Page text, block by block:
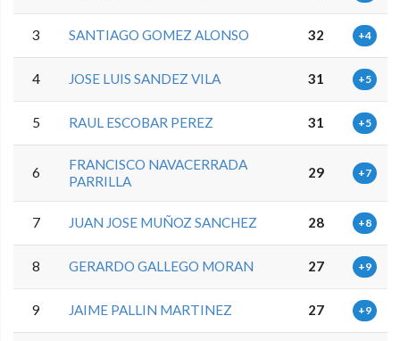
3 SANTIAGO GOMEZ ALONSO 32 +4
4 JOSE LUIS SANDEZ VILA 31 +5
5 RAUL ESCOBAR PEREZ 31 +5
6
FRANCISCO NAVACERRADA
PARRILLA
29 +7
7 JUAN JOSE MUÑOZ SANCHEZ 28 +8
8 GERARDO GALLEGO MORAN 27 +9
9 JAIME PALLIN MARTINEZ 27 +9